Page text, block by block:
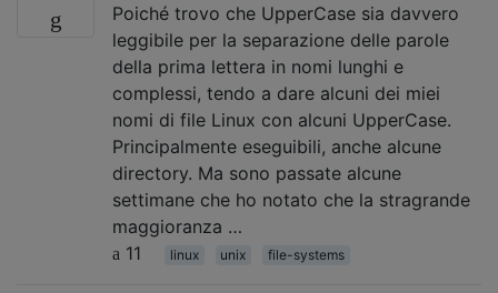
Poiché trovo che UpperCase sia davvero
leggibile per la separazione delle parole
della prima lettera in nomi lunghi e
complessi, tendo a dare alcuni dei miei
nomi di file Linux con alcuni UpperCase.
Principalmente eseguibili, anche alcune
directory. Ma sono passate alcune
settimane che ho notato che la stragrande
maggioranza …
11
linux unix file-systems